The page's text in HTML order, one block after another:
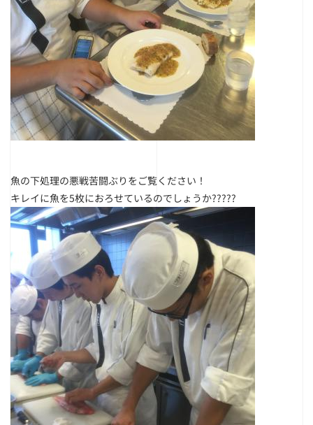
魚の下処理の悪戦苦闘ぶりをご覧ください！
キレイに魚を5枚におろせているのでしょうか?????